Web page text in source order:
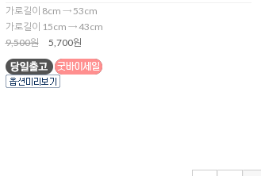
가로길이 8cm → 53cm
가로길이 15cm → 43cm
9,500원
5,700원